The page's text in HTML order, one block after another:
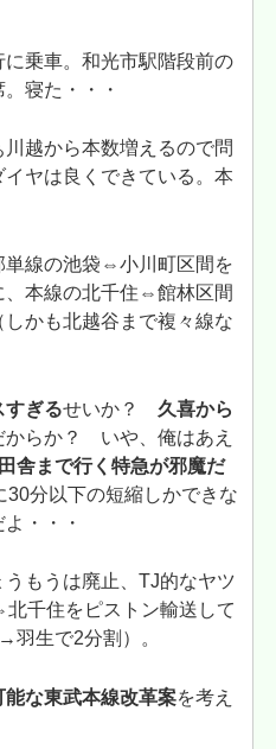
乗車。和光市駅階段前の
寝た・・・
越から本数増えるので問
ヤは良くできている。本
単線の池袋⇔小川町区間を
、本線の北千住⇔館林区間
かも北越谷まで複々線な
すぎるせいか？久喜から
からか？ いや、俺はあえ
舎まで行く特急が邪魔だ
30分以下の短縮しかできな
・・・
もうは廃止、TJ的なヤツ
千住をピストン輸送して
羽生で2分割）。
能な東武本線改革案を考え